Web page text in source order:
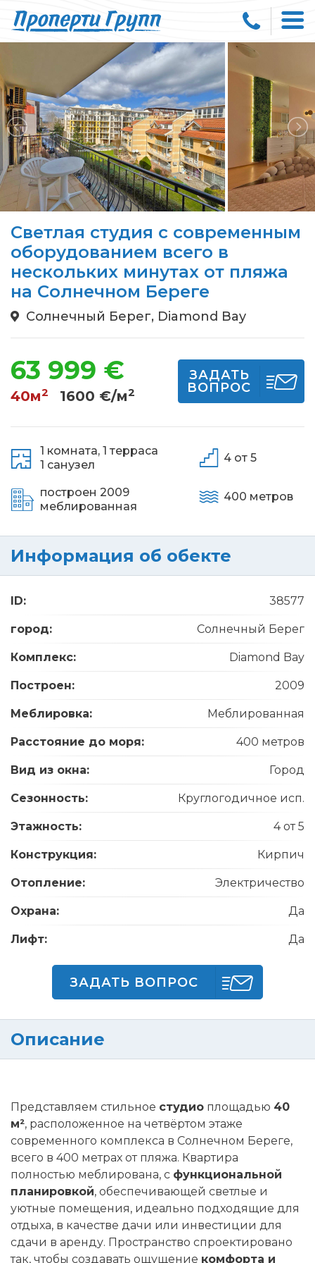
Светлая студия с современным
оборудованием всего в
нескольких минутах от пляжа
на Солнечном Береге
Солнечный Берег, Diamond Bay
63 999 €
40м2 1600 €/м2
ЗАДАТЬ
ВОПРОС
1 комната, 1 терраса
1 санузел
построен 2009
меблированная
4 от 5
400 метров
Информация об обекте
ID: 38577
город: Солнечный Берег
Комплекс: Diamond Bay
Построен: 2009
Меблировка: Меблированная
Расстояние до моря: 400 метров
Вид из окна: Город
Сезонность: Круглогодичное исп.
Этажность: 4 от 5
Конструкция: Кирпич
Отопление: Электричество
Охрана: Да
Лифт: Да
ЗАДАТЬ ВОПРОС
Описание
Представляем стильное студио площадью 40
м², расположенное на четвёртом этаже
современного комплекса в Солнечном Береге,
всего в 400 метрах от пляжа. Квартира
полностью меблирована, с функциональной
планировкой, обеспечивающей светлые и
уютные помещения, идеально подходящие для
отдыха, в качестве дачи или инвестиции для
сдачи в аренду. Пространство спроектировано
так, чтобы создавать ощущение комфорта и